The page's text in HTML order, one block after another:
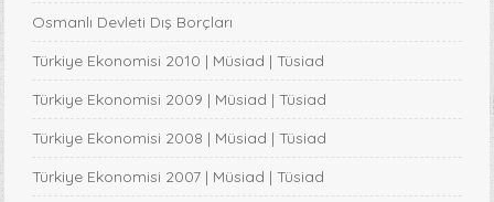
Osmanlı Devleti Dış Borçları
Türkiye Ekonomisi 2010 | Müsiad | Tüsiad
Türkiye Ekonomisi 2009 | Müsiad | Tüsiad
Türkiye Ekonomisi 2008 | Müsiad | Tüsiad
Türkiye Ekonomisi 2007 | Müsiad | Tüsiad